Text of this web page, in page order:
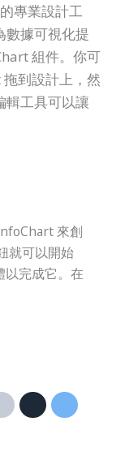
專業設計工
數據可視化提
組件。你可
到設計上，然
輯工具可以讓
來創
就可以開始
以完成它。在